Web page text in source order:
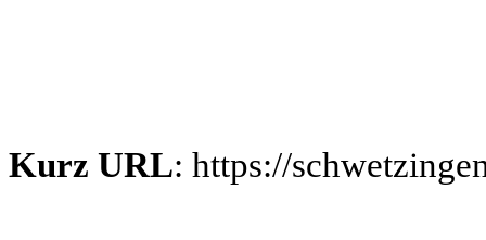
Kurz URL: https://